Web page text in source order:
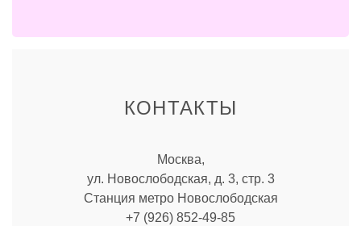
КОНТАКТЫ
Москва,
ул. Новослободская, д. 3, стр. 3
Станция метро Новослободская
+7 (926) 852-49-85